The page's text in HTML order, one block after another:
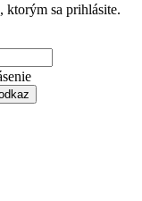
ktorým sa prihlásite.